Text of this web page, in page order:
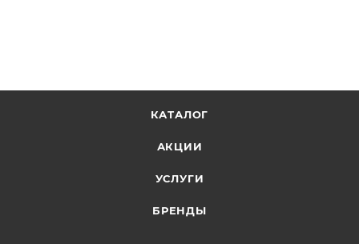
КАТАЛОГ
АКЦИИ
УСЛУГИ
БРЕНДЫ